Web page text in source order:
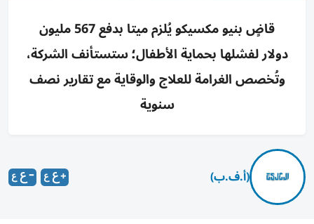
قاضٍ بنيو مكسيكو يُلزم ميتا بدفع 567 مليون
دولار لفشلها بحماية الأطفال؛ ستستأنف الشركة،
وتُخصص الغرامة للعلاج والوقاية مع تقارير نصف
سنوية
(أ.ف.ب)